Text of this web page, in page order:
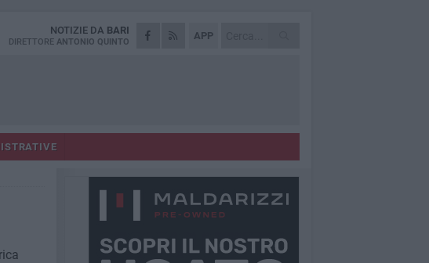
APP
NOTIZIE DA BARI
DIRETTORE ANTONIO QUINTO